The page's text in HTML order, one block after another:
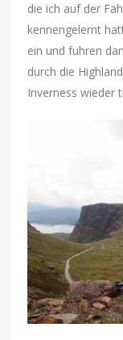
die ich auf der
kennengelernt
ein und fuhren
durch die
Inverness wieder